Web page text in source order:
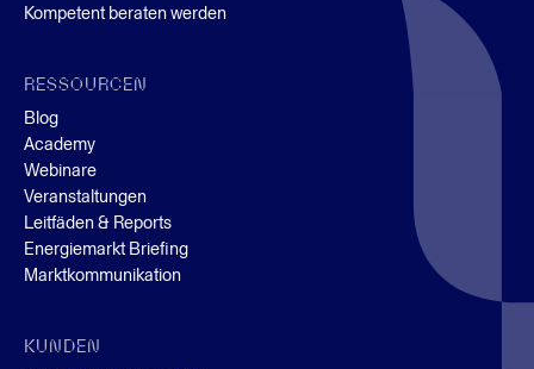
Kompetent beraten werden
RESSOURCEN
Blog
Academy
Webinare
Veranstaltungen
Leitfäden & Reports
Energiemarkt Briefing
Marktkommunikation
KUNDEN